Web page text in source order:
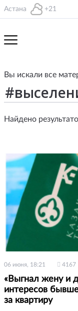
Астана +21
Вы искали все
Найдено
06 июня, 18:21 4167
«Выгнал жену и
интересов
за квартиру